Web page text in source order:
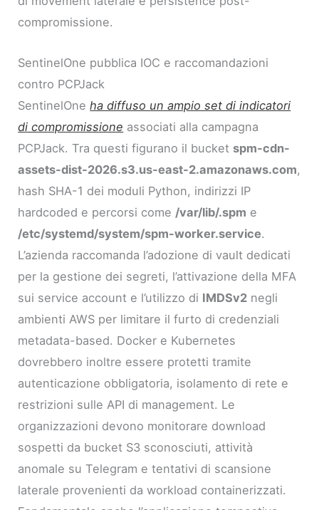
compromissione.
SentinelOne pubblica IOC e raccomandazioni
contro PCPJack
SentinelOneha diffuso un ampio set di indicatori
di compromissione associati alla campagna
PCPJack. Tra questi figurano il bucket spm-cdn-
assets-dist-2026.s3.us-east-2.amazonaws.com,
hash SHA-1 dei moduli Python, indirizzi IP
hardcoded e percorsi come /var/lib/.spm e
/etc/systemd/system/spm-worker.service.
L’azienda raccomanda l’adozione di vault dedicati
per la gestione dei segreti, l’attivazione della MFA
sui service account e l’utilizzo di IMDSv2 negli
ambienti AWS per limitare il furto di credenziali
metadata-based. Docker e Kubernetes
dovrebbero inoltre essere protetti tramite
autenticazione obbligatoria, isolamento di rete e
restrizioni sulle API di management. Le
organizzazioni devono monitorare download
sospetti da bucket S3 sconosciuti, attività
anomale su Telegram e tentativi di scansione
laterale provenienti da workload containerizzati.